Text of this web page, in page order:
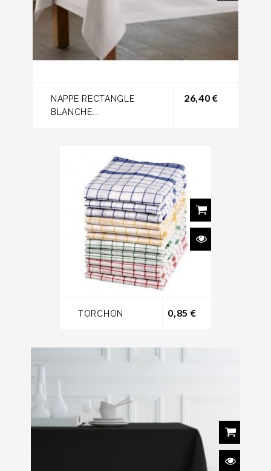
NAPPE RECTANGLE
BLANCHE...
26,40 €Prix
TORCHON 0,85 €Prix